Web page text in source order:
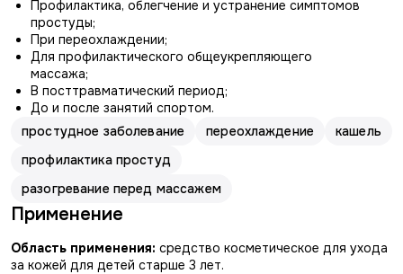
Профилактика, облегчение и устранение симптомов
простуды;
При переохлаждении;
Для профилактического общеукрепляющего
массажа;
В посттравматический период;
До и после занятий спортом.
простудное заболевание
переохлаждение
кашель
профилактика простуд
разогревание перед массажем
Применение
Область применения: средство косметическое для ухода
за кожей для детей старше 3 лет.